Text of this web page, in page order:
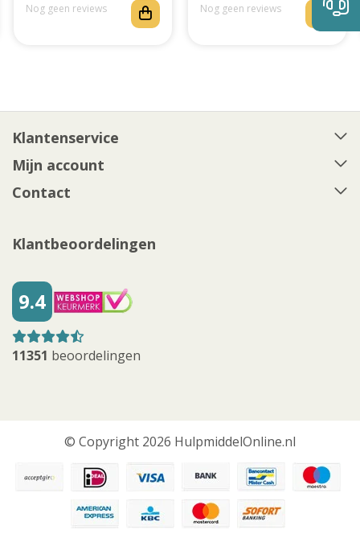
Nog geen reviews Nog geen reviews
Klantenservice
Mijn account
Contact
Klantbeoordelingen
9.4
11351 beoordelingen
© Copyright 2026 HulpmiddelOnline.nl